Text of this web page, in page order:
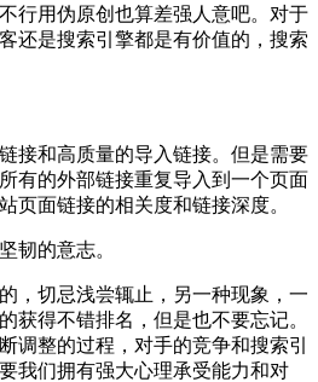
行用伪原创也算差强人意吧。对于
还是搜索引擎都是有价值的，搜索
接和高质量的导入链接。但是需要
有的外部链接重复导入到一个页面
页面链接的相关度和链接深度。
韧的意志。
，切忌浅尝辄止，另一种现象，一
获得不错排名，但是也不要忘记。
调整的过程，对手的竞争和搜索引
我们拥有强大心理承受能力和对